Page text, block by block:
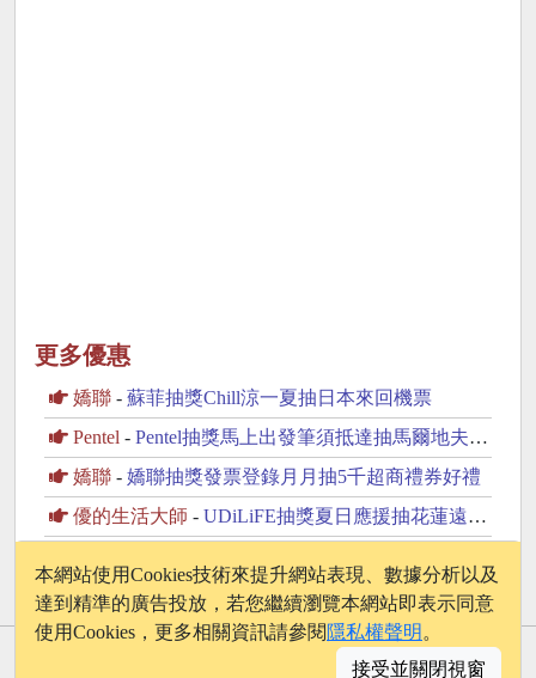
更多優惠
嬌聯 - 蘇菲抽獎Chill涼一夏抽日本來回機票
Pentel - Pentel抽獎馬上出發筆須抵達抽馬爾地夫雙人來回機票
嬌聯 - 嬌聯抽獎發票登錄月月抽5千超商禮券好禮
優的生活大師 - UDiLiFE抽獎夏日應援抽花蓮遠雄星級住宿券
© 2026 - onelife.tw
本網站使用Cookies技術來提升網站表現、數據分析以及
達到精準的廣告投放，若您繼續瀏覽本網站即表示同意
使用Cookies，更多相關資訊請參閱 隱私權聲明 。
接受並關閉視窗